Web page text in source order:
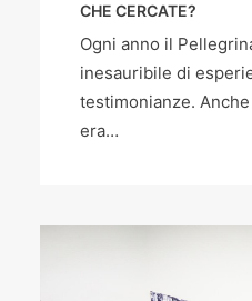
CHE CERCATE?
Ogni anno il
inesauribile di
testimonianze. Anche
era…